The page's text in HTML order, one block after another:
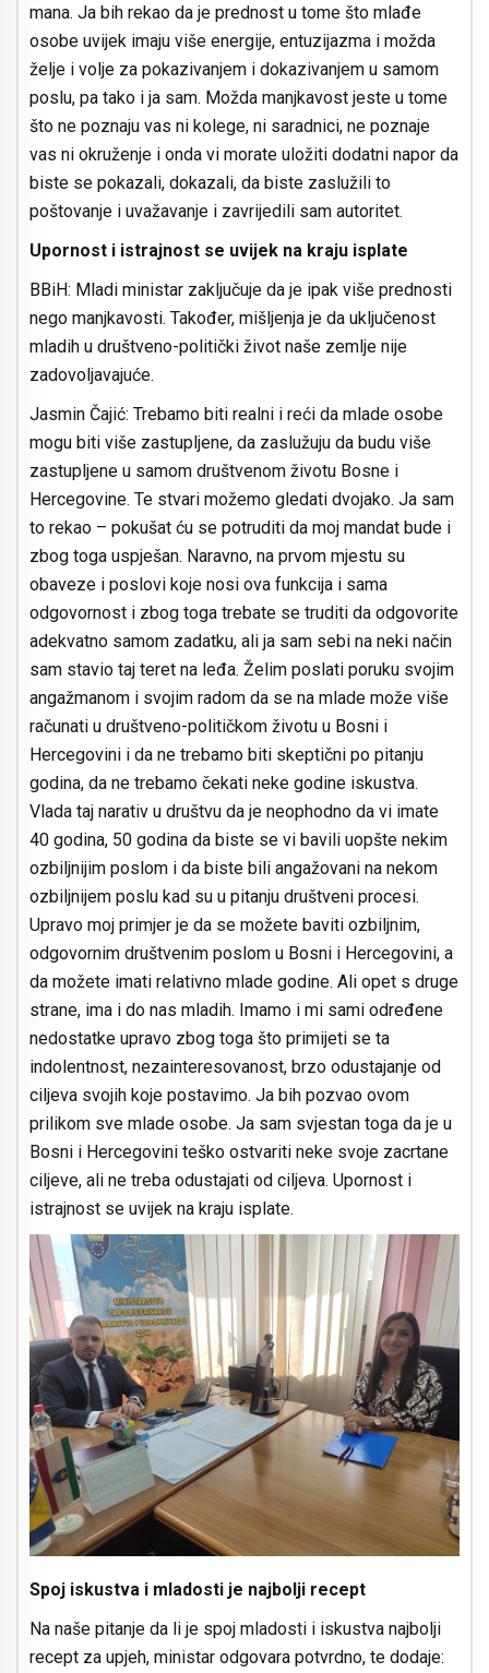
mana. Ja bih rekao da je prednost u tome što mlađe
osobe uvijek imaju više energije, entuzijazma i možda
želje i volje za pokazivanjem i dokazivanjem u samom
poslu, pa tako i ja sam. Možda manjkavost jeste u tome
što ne poznaju vas ni kolege, ni saradnici, ne poznaje
vas ni okruženje i onda vi morate uložiti dodatni napor da
biste se pokazali, dokazali, da biste zaslužili to
poštovanje i uvažavanje i zavrijedili sam autoritet.
Upornost i istrajnost se uvijek na kraju isplate
BBiH: Mladi ministar zaključuje da je ipak više prednosti
nego manjkavosti. Također, mišljenja je da uključenost
mladih u društveno-politički život naše zemlje nije
zadovoljavajuće.
Jasmin Čajić: Trebamo biti realni i reći da mlade osobe
mogu biti više zastupljene, da zaslužuju da budu više
zastupljene u samom društvenom životu Bosne i
Hercegovine. Te stvari možemo gledati dvojako. Ja sam
to rekao – pokušat ću se potruditi da moj mandat bude i
zbog toga uspješan. Naravno, na prvom mjestu su
obaveze i poslovi koje nosi ova funkcija i sama
odgovornost i zbog toga trebate se truditi da odgovorite
adekvatno samom zadatku, ali ja sam sebi na neki način
sam stavio taj teret na leđa. Želim poslati poruku svojim
angažmanom i svojim radom da se na mlade može više
računati u društveno-političkom životu u Bosni i
Hercegovini i da ne trebamo biti skeptični po pitanju
godina, da ne trebamo čekati neke godine iskustva.
Vlada taj narativ u društvu da je neophodno da vi imate
40 godina, 50 godina da biste se vi bavili uopšte nekim
ozbiljnijim poslom i da biste bili angažovani na nekom
ozbiljnijem poslu kad su u pitanju društveni procesi.
Upravo moj primjer je da se možete baviti ozbiljnim,
odgovornim društvenim poslom u Bosni i Hercegovini, a
da možete imati relativno mlade godine. Ali opet s druge
strane, ima i do nas mladih. Imamo i mi sami određene
nedostatke upravo zbog toga što primijeti se ta
indolentnost, nezainteresovanost, brzo odustajanje od
ciljeva svojih koje postavimo. Ja bih pozvao ovom
prilikom sve mlade osobe. Ja sam svjestan toga da je u
Bosni i Hercegovini teško ostvariti neke svoje zacrtane
ciljeve, ali ne treba odustajati od ciljeva. Upornost i
istrajnost se uvijek na kraju isplate.
Spoj iskustva i mladosti je najbolji recept
Na naše pitanje da li je spoj mladosti i iskustva najbolji
recept za upjeh, ministar odgovara potvrdno, te dodaje: